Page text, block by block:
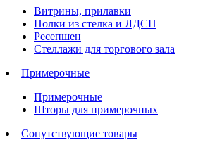
Витрины, прилавки
Полки из стелка и ЛДСП
Ресепшен
Стеллажи для торгового зала
Примерочные
Примерочные
Шторы для примерочных
Сопутствующие товары